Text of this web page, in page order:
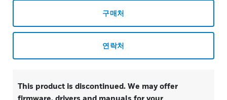
구매처
연락처
This product is discontinued. We may offer
firmware, drivers and manuals for your